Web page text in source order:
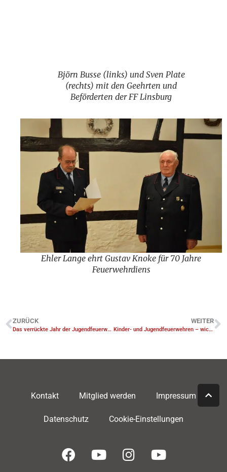
Björn Busse (links) und Sven Plate (rechts) mit den
Geehrten und Beförderten der FF Linsburg